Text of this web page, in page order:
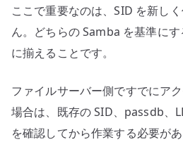
ここで重要なのは、SID を新し
ん。どちらの Samba を基準に
に揃えることです。
ファイルサーバー側ですでにア
場合は、既存の SID、passdb、
を確認してから作業する必要が